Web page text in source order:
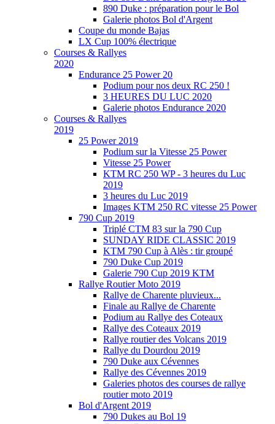
890 Duke : préparation pour le Bol
Galerie photos Bol d'Argent
Coupe du monde Bajas
LX Cup 100% électrique
Courses & Rallyes
2020
Endurance 25 Power 20
Podium pour nos deux RC 250 !
3 HEURES DU LUC 2020
Galerie photos Endurance 2020
Courses & Rallyes
2019
25 Power 2019
Podium sur la Vitesse 25 Power
Vitesse 25 Power
KTM RC 250 WP - 3 heures du Luc
2019
3 heures du Luc 2019
Images KTM 250 RC vitesse 25 Power
790 Cup 2019
Triplé CTM 83 sur la 790 Cup
SUNDAY RIDE CLASSIC 2019
KTM 790 Cup à Alès : tir groupé
790 Duke Cup 2019
Galerie 790 Cup 2019 KTM
Rallye Routier Moto 2019
Rallye de Charente pluvieux...
Finale au Rallye de Charente
Podium au Rallye des Coteaux
Rallye des Coteaux 2019
Rallye routier des Volcans 2019
Rallye du Dourdou 2019
790 Duke aux Cévennes
Rallye des Cévennes 2019
Galeries photos des courses de rallye
routier moto 2019
Bol d'Argent 2019
790 Dukes au Bol 19